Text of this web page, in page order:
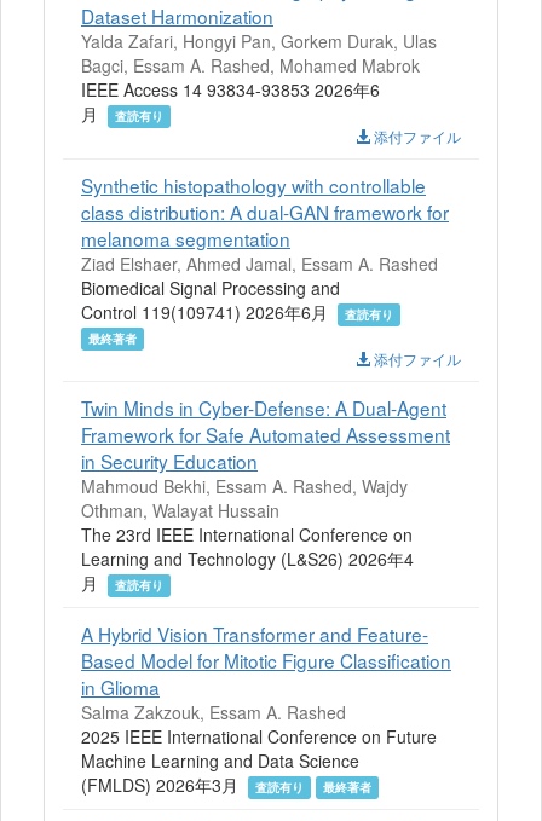
Dataset Harmonization
Yalda Zafari, Hongyi Pan, Gorkem Durak, Ulas
Bagci, Essam A. Rashed, Mohamed Mabrok
IEEE Access 14 93834-93853 2026年6
月
査読有り
添付ファイル
Synthetic histopathology with controllable
class distribution: A dual-GAN framework for
melanoma segmentation
Ziad Elshaer, Ahmed Jamal, Essam A. Rashed
Biomedical Signal Processing and
Control 119(109741) 2026年6月
査読有り
最終著者
添付ファイル
Twin Minds in Cyber-Defense: A Dual-Agent
Framework for Safe Automated Assessment
in Security Education
Mahmoud Bekhi, Essam A. Rashed, Wajdy
Othman, Walayat Hussain
The 23rd IEEE International Conference on
Learning and Technology (L&S26) 2026年4
月
査読有り
A Hybrid Vision Transformer and Feature-
Based Model for Mitotic Figure Classification
in Glioma
Salma Zakzouk, Essam A. Rashed
2025 IEEE International Conference on Future
Machine Learning and Data Science
(FMLDS) 2026年3月
査読有り 最終著者